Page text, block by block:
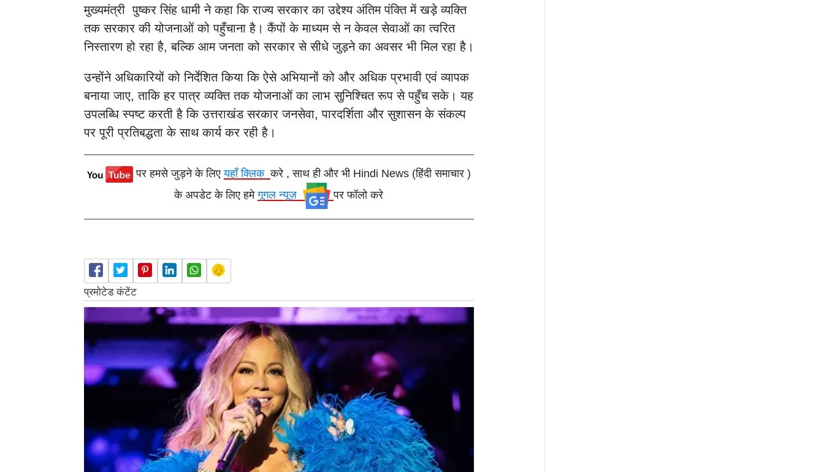
मुख्यमंत्री पुष्कर सिंह धामी ने कहा कि राज्य सरकार का उद्देश्य अंतिम पंक्ति में खड़े व्यक्ति
तक सरकार की योजनाओं को पहुँचाना है। कैंपों के माध्यम से न केवल सेवाओं का त्वरित
निस्तारण हो रहा है, बल्कि आम जनता को सरकार से सीधे जुड़ने का अवसर भी मिल रहा है।
उन्होंने अधिकारियों को निर्देशित किया कि ऐसे अभियानों को और अधिक प्रभावी एवं व्यापक
बनाया जाए, ताकि हर पात्र व्यक्ति तक योजनाओं का लाभ सुनिश्चित रूप से पहुँच सके।यह
उपलब्धि स्पष्ट करती है कि उत्तराखंड सरकार जनसेवा, पारदर्शिता और सुशासन के संकल्प
पर पूरी प्रतिबद्धता के साथ कार्य कर रही है।
पर हमसे जुड़ने के लिएयहाँ क्लिककरे , साथ ही और भी Hindi News (हिंदी समाचार )
के अपडेट के लिए हमेगूगल न्यूज़ पर फॉलो करे